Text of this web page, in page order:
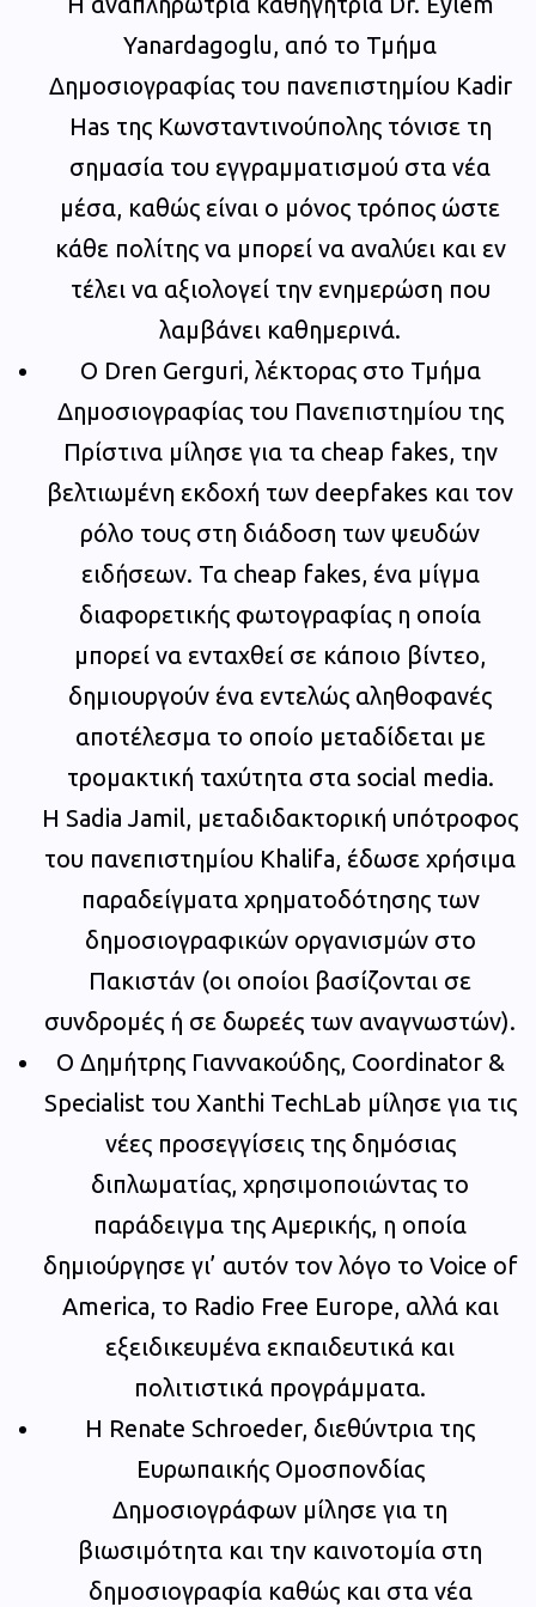
Yanardagoglu, από το Τμήμα
Δημοσιογραφίας του πανεπιστημίου Kadir
Has της Κωνσταντινούπολης τόνισε τη
σημασία του εγγραμματισμού στα νέα
μέσα, καθώς είναι ο μόνος τρόπος ώστε
κάθε πολίτης να μπορεί να αναλύει και εν
τέλει να αξιολογεί την ενημερώση που
λαμβάνει καθημερινά.
Ο Dren Gerguri, λέκτορας στο Τμήμα
Δημοσιογραφίας του Πανεπιστημίου της
Πρίστινα μίλησε για τα cheap fakes, την
βελτιωμένη εκδοχή των deepfakes και τον
ρόλο τους στη διάδοση των ψευδών
ειδήσεων. Τα cheap fakes, ένα μίγμα
διαφορετικής φωτογραφίας η οποία
μπορεί να ενταχθεί σε κάποιο βίντεο,
δημιουργούν ένα εντελώς αληθοφανές
αποτέλεσμα το οποίο μεταδίδεται με
τρομακτική ταχύτητα στα social media.
H Sadia Jamil, μεταδιδακτορική υπότροφος
του πανεπιστημίου Khalifa, έδωσε χρήσιμα
παραδείγματα χρηματοδότησης των
δημοσιογραφικών οργανισμών στο
Πακιστάν (οι οποίοι βασίζονται σε
συνδρομές ή σε δωρεές των αναγνωστών).
Ο Δημήτρης Γιαννακούδης, Coordinator &
Specialist του Xanthi TechLab μίλησε για τις
νέες προσεγγίσεις της δημόσιας
διπλωματίας, χρησιμοποιώντας το
παράδειγμα της Αμερικής, η οποία
δημιούργησε γι’ αυτόν τον λόγο το Voice of
America, το Radio Free Europe, αλλά και
εξειδικευμένα εκπαιδευτικά και
πολιτιστικά προγράμματα.
Η Renate Schroeder, διεθύντρια της
Eυρωπαικής Ομοσπονδίας
Δημοσιογράφων μίλησε για τη
βιωσιμότητα και την καινοτομία στη
δημοσιογραφία καθώς και στα νέα